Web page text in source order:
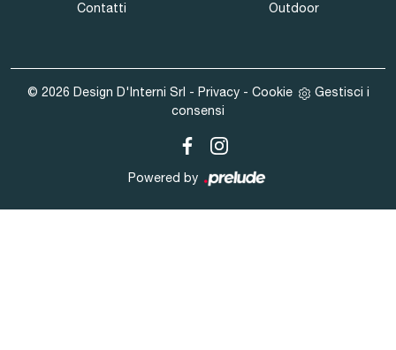
Contatti
Outdoor
© 2026 Design D'Interni Srl - Privacy- Cookie
Gestisci i
consensi
Powered by